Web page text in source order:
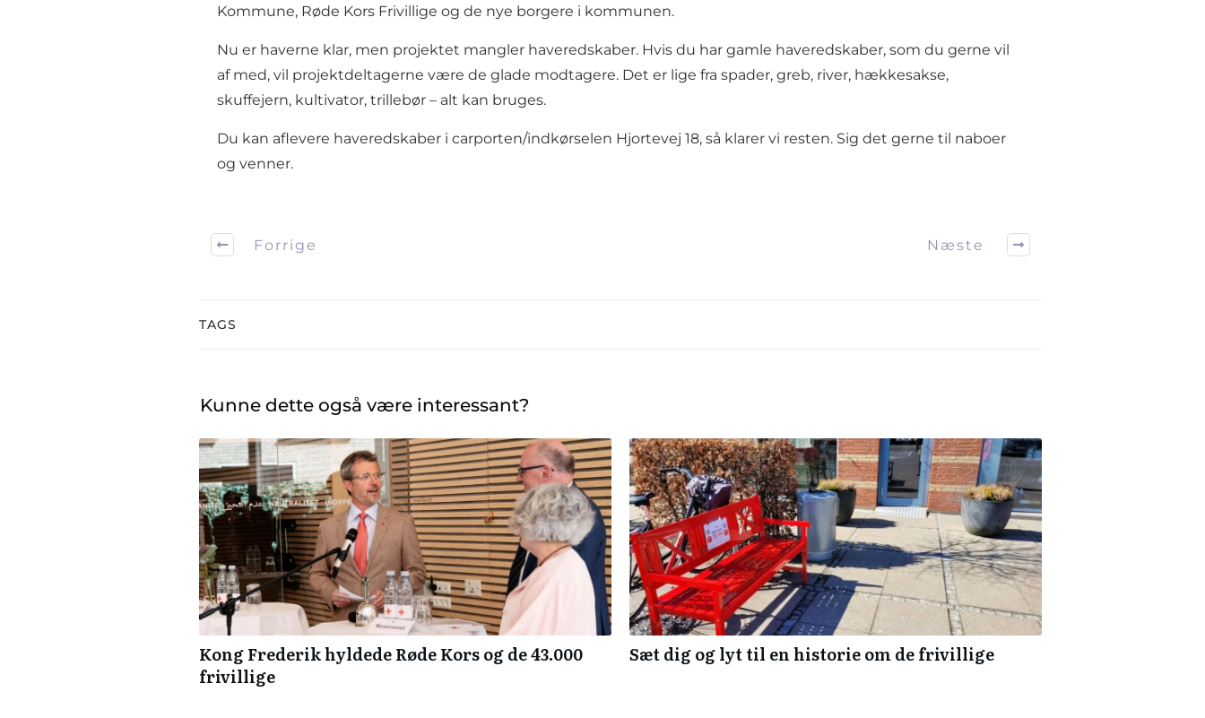
Kommune, Røde Kors Frivillige og de nye borgere i kommunen.
Nu er haverne klar, men projektet mangler haveredskaber. Hvis du har gamle haveredskaber, som du gerne vil
af med, vil projektdeltagerne være de glade modtagere. Det er lige fra spader, greb, river, hækkesakse,
skuffejern, kultivator, trillebør – alt kan bruges.
Du kan aflevere haveredskaber i carporten/indkørselen Hjortevej 18, så klarer vi resten. Sig det gerne til naboer
og venner.
Forrige Næste
TAGS
Kunne dette også være interessant?
Kong Frederik hyldede Røde Kors og de 43.000
frivillige
Sæt dig og lyt til en historie om de frivillige